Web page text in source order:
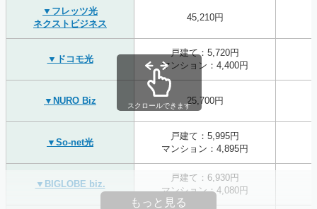
▼フレッツ光
ネクストビジネス
45,210円
▼ドコモ光
戸建て：5,720円
マンション：4,400円
▼NURO Biz 25,700円
▼So-net光
戸建て：5,995円
マンション：4,895円
▼BIGLOBE biz.
戸建て：6,930円
マンション：4,080円
スクロールできます
もっと見る